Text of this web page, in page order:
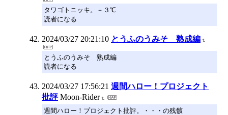
タワゴトニッキ。－３℃
読者になる
2024/03/27 20:21:10 とうふのうみそ 熟成編
とうふのうみそ 熟成編
読者になる
2024/03/27 17:56:21 週間ハロー！プロジェクト
批評 Moon-Rider
週間ハロー！プロジェクト批評。・・・の残骸